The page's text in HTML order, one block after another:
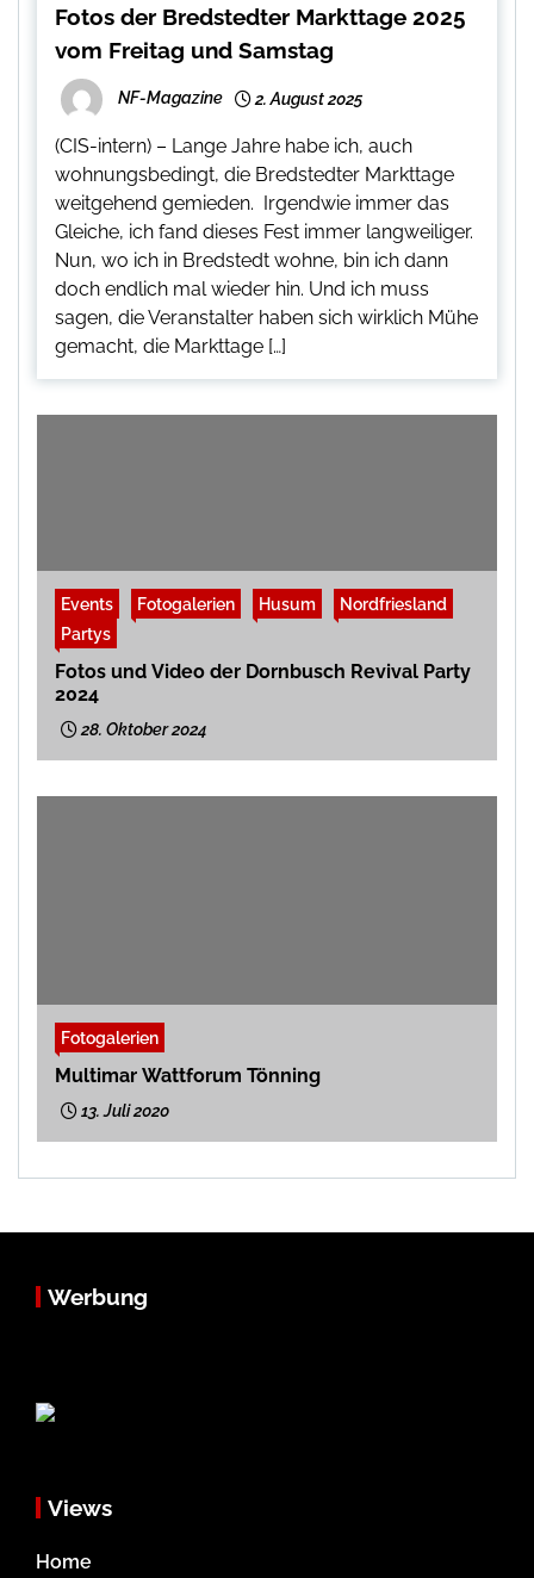
Fotos der Bredstedter Markttage 2025
vom Freitag und Samstag
NF-Magazine 2. August 2025
(CIS-intern) – Lange Jahre habe ich, auch
wohnungsbedingt, die Bredstedter Markttage
weitgehend gemieden. Irgendwie immer das
Gleiche, ich fand dieses Fest immer langweiliger.
Nun, wo ich in Bredstedt wohne, bin ich dann
doch endlich mal wieder hin. Und ich muss
sagen, die Veranstalter haben sich wirklich Mühe
gemacht, die Markttage […]
Events Fotogalerien Husum
Nordfriesland
Partys
Fotos und Video der Dornbusch Revival Party
2024
28. Oktober 2024
Fotogalerien
Multimar Wattforum Tönning
13. Juli 2020
Werbung
Views
Home